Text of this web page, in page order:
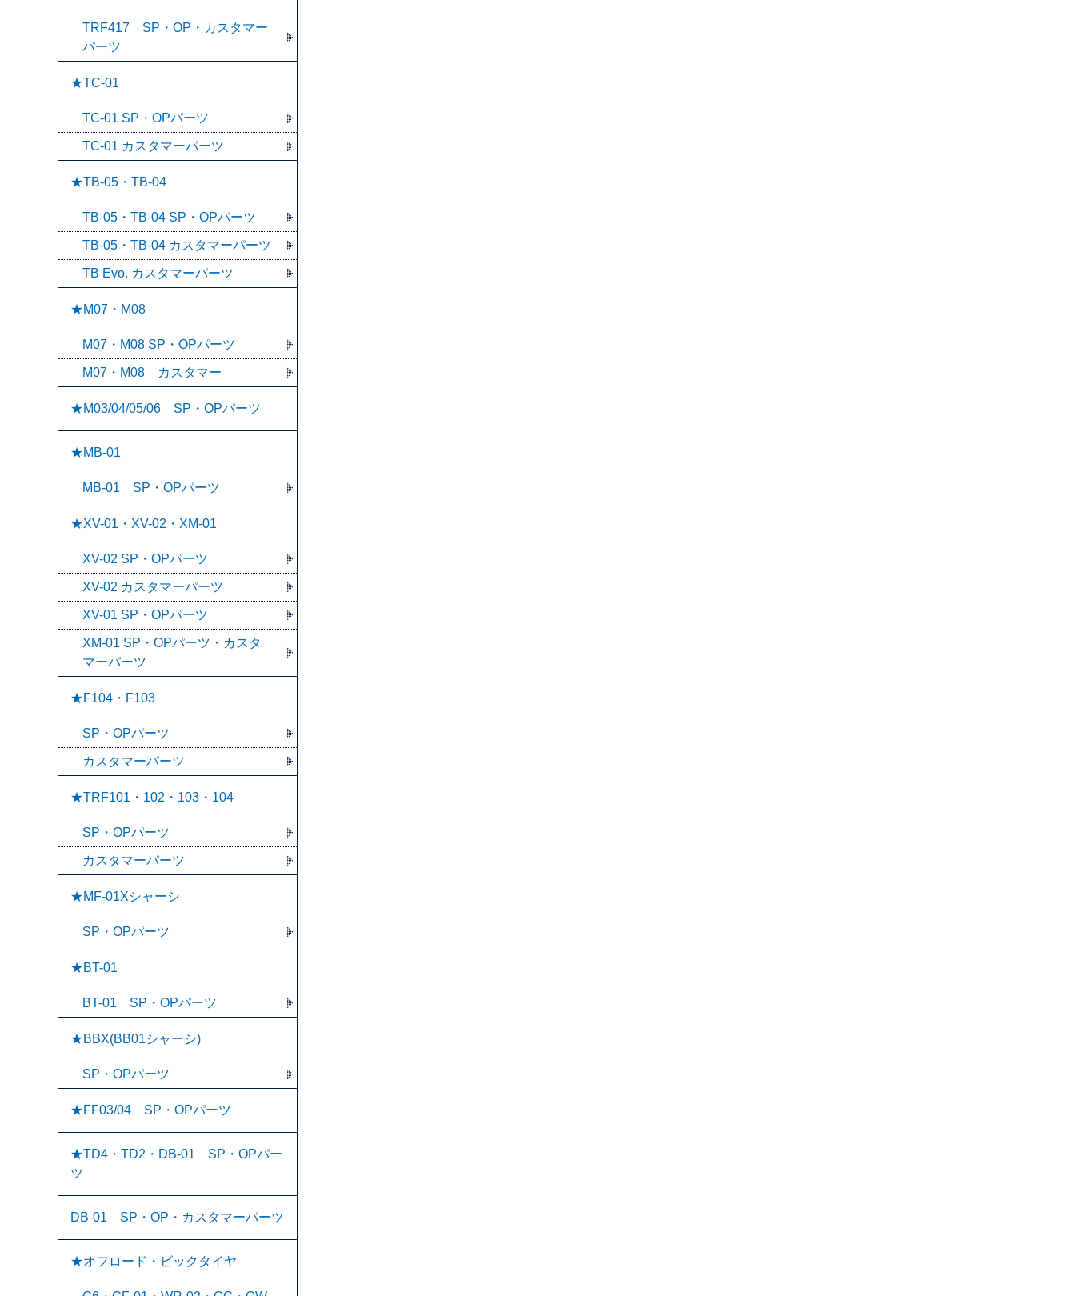
TRF417 SP・OP・カスタマー
パーツ
★TC-01
TC-01 SP・OPパーツ
TC-01 カスタマーパーツ
★TB-05・TB-04
TB-05・TB-04 SP・OPパーツ
TB-05・TB-04 カスタマーパーツ
TB Evo. カスタマーパーツ
★M07・M08
M07・M08 SP・OPパーツ
M07・M08 カスタマー
★M03/04/05/06 SP・OPパーツ
★MB-01
MB-01 SP・OPパーツ
★XV-01・XV-02・XM-01
XV-02 SP・OPパーツ
XV-02 カスタマーパーツ
XV-01 SP・OPパーツ
XM-01 SP・OPパーツ・カスタ
マーパーツ
★F104・F103
SP・OPパーツ
カスタマーパーツ
★TRF101・102・103・104
SP・OPパーツ
カスタマーパーツ
★MF-01Xシャーシ
SP・OPパーツ
★BT-01
BT-01 SP・OPパーツ
★BBX(BB01シャーシ)
SP・OPパーツ
★FF03/04 SP・OPパーツ
★TD4・TD2・DB-01 SP・OPパー
ツ
DB-01 SP・OP・カスタマーパーツ
★オフロード・ビックタイヤ